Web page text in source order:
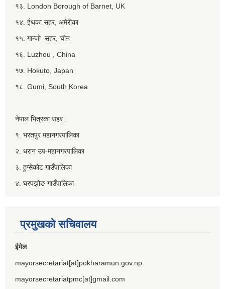
१३. London Borough of Barnet, UK
१४. ईथका सहर, अमेरीका
१५. गान्जो सहर, चीन
१६. Luzhou , China
१७. Hokuto, Japan
१८. Gumi, South Korea
नेपाल भित्रका सहर :
१. भरतपुर महानगरपालिका
२. धरान उप-महानगरपालिका
३. हुप्सेकोट गाउँपालिका
४. घरपझोङ गाउँपालिका
प्रमुखको सचिवालय
ईमेल
mayorsecretariat[at]pokharamun.gov.np
mayorsecretariatpmc[at]gmail.com